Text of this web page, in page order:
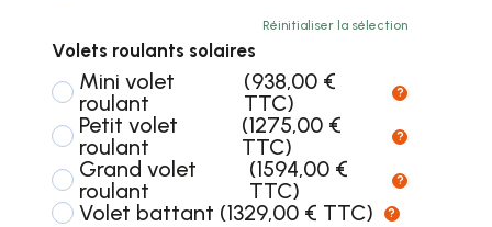
Réinitialiser la sélection
Volets roulants solaires
Mini volet
roulant
(938,00 €
TTC)
?
Petit volet
roulant
(1275,00 €
TTC)
?
Grand volet
roulant
(1594,00 €
TTC)
?
Volet battant (1329,00 € TTC) ?